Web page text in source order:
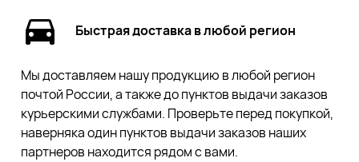
Быстрая доставка в любой регион
Мы доставляем нашу продукцию в любой регион
почтой России, а также до пунктов выдачи заказов
курьерскими службами. Проверьте перед покупкой,
наверняка один пунктов выдачи заказов наших
партнеров находится рядом с вами.